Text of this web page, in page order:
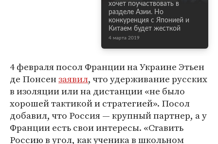
хочет поучаствовать в
разделе Азии. Но
конкуренция с Японией и
Китаем будет жесткой
4 марта 2019
4 февраля посол Франции на Украине Этьен
де Понсензаявил, что удерживание русских
в изоляции или на дистанции «не было
хорошей тактикой и стратегией». Посол
добавил, что Россия — крупный партнер, а у
Франции есть свои интересы. «Ставить
Россию в угол, как ученика в школьном